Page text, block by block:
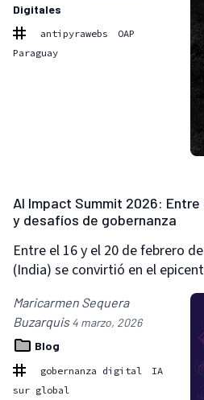
Digitales
antipyrawebs
OAP
Paraguay
AI Impact Summit 2026:
y desafíos de gobernanza
Entre el 16 y el 20 de febrero
(India) se convirtió en el
Maricarmen Sequera
Buzarquis4 marzo, 2026
Blog
gobernanza digital
IA
sur global